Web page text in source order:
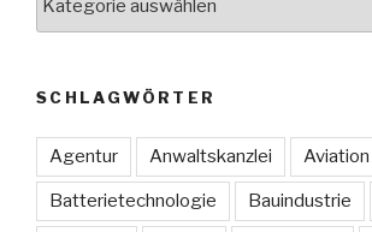
SCHLAGWÖRTER
Agentur Anwaltskanzlei Aviation
Batterietechnologie Bauindustrie